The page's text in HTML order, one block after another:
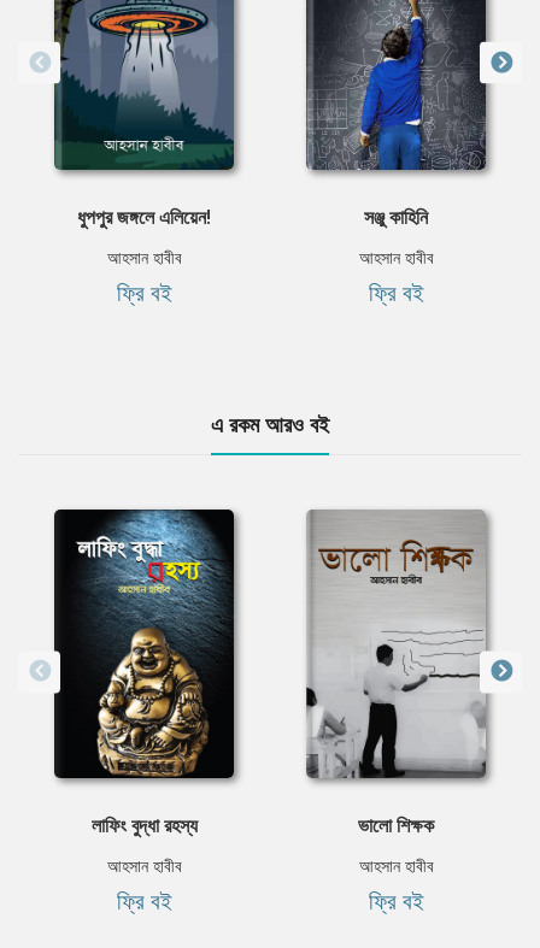
ধুপপুর জঙ্গলে এলিয়েন!
আহসান হাবীব
ফ্রি বই
সঞ্জু কাহিনি
আহসান হাবীব
ফ্রি বই
এ রকম আরও বই
লাফিং বুদ্ধা রহস্য
আহসান হাবীব
ফ্রি বই
ভালো শিক্ষক
আহসান হাবীব
ফ্রি বই